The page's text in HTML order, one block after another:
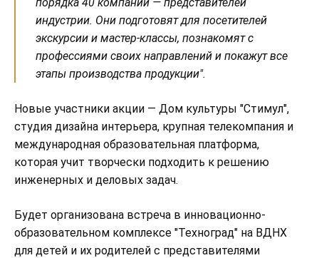
индустрии. Они подготовят для посетителей
экскурсии и мастер-классы, познакомят с
профессиями своих направлений и покажут все
этапы производства продукции".
Новые участники акции — Дом культуры "Стимул",
студия дизайна интерьера, крупная телекомпания и
международная образовательная платформа,
которая учит творчески подходить к решению
инженерных и деловых задач.
Будет организована встреча в инновационно-
образовательном комплексе "Техноград" на ВДНХ
для детей и их родителей с представителями